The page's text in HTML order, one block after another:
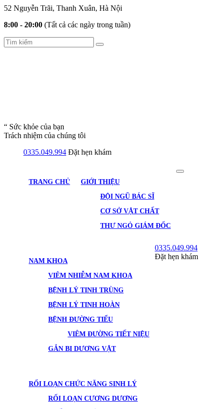
52 Nguyễn Trãi, Thanh Xuân, Hà Nội
8:00 - 20:00 (Tất cả các ngày trong tuần)
“ Sức khỏe của bạn
Trách nhiệm của chúng tôi
0335.049.994 Đặt hẹn khám
TRANG CHỦ
GIỚI THIỆU
ĐỘI NGŨ BÁC SĨ
CƠ SỞ VẬT CHẤT
THƯ NGỎ GIÁM ĐỐC
NAM KHOA
VIÊM NHIỄM NAM KHOA
BỆNH LÝ TINH TRÙNG
BỆNH LÝ TINH HOÀN
BỆNH ĐƯỜNG TIỂU
VIÊM ĐƯỜNG TIẾT NIỆU
GẮN BI DƯƠNG VẬT
RỐI LOẠN CHỨC NĂNG SINH LÝ
RỐI LOẠN CƯƠNG DƯƠNG
0335.049.994
Đặt hẹn khám